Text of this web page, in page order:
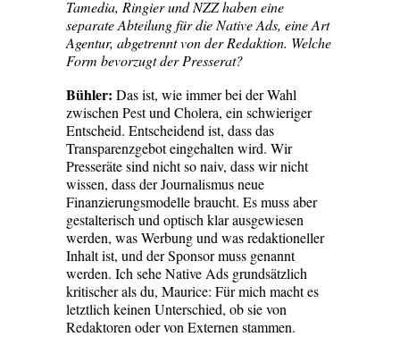
Tamedia, Ringier und NZZ haben eine
separate Abteilung für die Native Ads, eine Art
Agentur, abgetrennt von der Redaktion. Welche
Form bevorzugt der Presserat?
Bühler: Das ist, wie immer bei der Wahl
zwischen Pest und Cholera, ein schwieriger
Entscheid. Entscheidend ist, dass das
Transparenzgebot eingehalten wird. Wir
Presseräte sind nicht so naiv, dass wir nicht
wissen, dass der Journalismus neue
Finanzierungsmodelle braucht. Es muss aber
gestalterisch und optisch klar ausgewiesen
werden, was Werbung und was redaktioneller
Inhalt ist, und der Sponsor muss genannt
werden. Ich sehe Native Ads grundsätzlich
kritischer als du, Maurice: Für mich macht es
letztlich keinen Unterschied, ob sie von
Redaktoren oder von Externen stammen.